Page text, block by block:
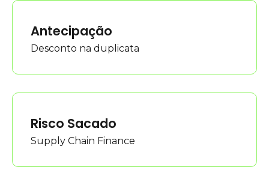
Antecipação
Desconto na duplicata
Risco Sacado
Supply Chain Finance